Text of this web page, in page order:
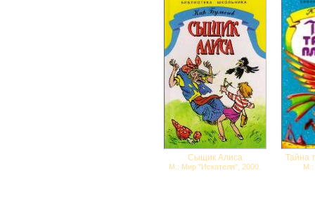
Сыщик Алиса
М.: Мир "Искателя", 2000.
Тайна
М.: